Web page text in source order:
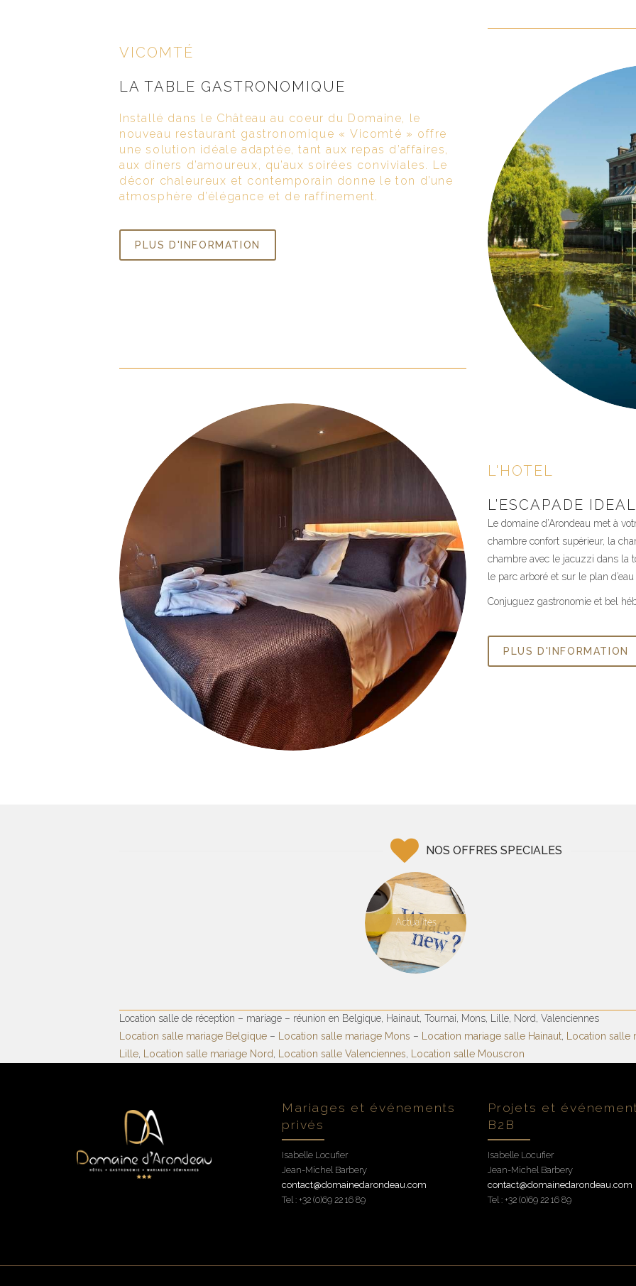
VICOMTÉ
LA TABLE GASTRONOMIQUE
Installé dans le Château au coeur du Domaine, le
nouveau restaurant gastronomique « Vicomté » offre
une solution idéale adaptée, tant aux repas d’affaires,
aux dîners d’amoureux, qu’aux soirées conviviales. Le
décor chaleureux et contemporain donne le ton d’une
atmosphère d’élégance et de raffinement.
PLUS D'INFORMATION
L'HOTEL
L’ESCAPADE
Le domaine d’Arondeau met à
chambre confort supérieur, la
chambre avec le jacuzzi dans la
le parc arboré et sur le plan
Conjuguez gastronomie et bel
PLUS D'INFORMATION
NOS OFFRES SPECIALES
Location salle de réception – mariage – réunion en Belgique, Hainaut, Tournai, Mons, Lille, Nord, Valenciennes
Location salle mariage Belgique – Location salle mariage Mons – Location mariage salle Hainaut Location salle
Lille Location salle mariage Nord Location salle Valenciennes Location salle Mouscron
Mariages et événements
privés
Isabelle Locufier
Jean-Michel Barbery
contact@domainedarondeau.com
Tel : +32 (0)69 22 16 89
Projets et
B2B
Isabelle Locufier
Jean-Michel Barbery
contact@domainedarondeau.com
Tel : +32 (0)69 22 16 89